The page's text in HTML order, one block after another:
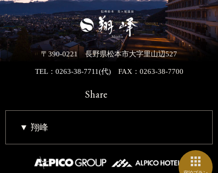
〒390-0221 長野県松本市大字里山辺527
TEL：0263-38-7711(代)FAX：0263-38-7700
Share
翔峰